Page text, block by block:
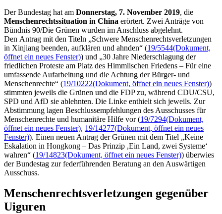
Der Bundestag hat am Donnerstag, 7. November 2019, die
Menschenrechtssituation in China erörtert. Zwei Anträge von
Bündnis 90/Die Grünen wurden im Anschluss abgelehnt.
Den Antrag mit den Titeln „Schwere Menschenrechtsverletzungen
in Xinjiang beenden, aufklären und ahnden“ (19/5544(Dokument,
öffnet ein neues Fenster)) und „30 Jahre Niederschlagung der
friedlichen Proteste am Platz des Himmlischen Friedens – Für eine
umfassende Aufarbeitung und die Achtung der Bürger- und
Menschenrechte“ (19/10222(Dokument, öffnet ein neues Fenster))
stimmten jeweils die Grünen und die FDP zu, während CDU/CSU,
SPD und AfD sie ablehnten. Die Linke enthielt sich jeweils. Zur
Abstimmung lagen Beschlussempfehlungen des Ausschusses für
Menschenrechte und humanitäre Hilfe vor (19/7294(Dokument,
öffnet ein neues Fenster), 19/14277(Dokument, öffnet ein neues
Fenster)). Einen neuen Antrag der Grünen mit dem Titel „Keine
Eskalation in Hongkong – Das Prinzip ,Ein Land, zwei Systeme‘
wahren“ (19/14823(Dokument, öffnet ein neues Fenster)) überwies
der Bundestag zur federführenden Beratung an den Auswärtigen
Ausschuss.
Menschenrechtsverletzungen gegenüber
Uiguren